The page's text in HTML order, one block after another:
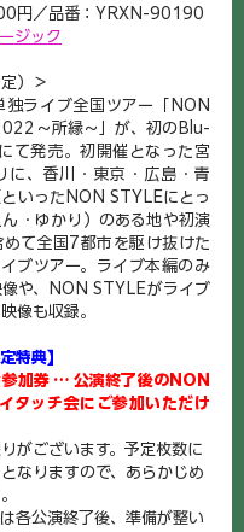
円／品番：YRXN-90190
ジック
）＞
独ライブ全国ツアー「NON
～所縁～」が、初のBlu-
て発売。初開催となった宮
に、香川・東京・広島・青
いったNON STYLEにとっ
・ゆかり）のある地や初演
めて全国7都市を駆け抜けた
ブツアー。ライブ本編のみ
像や、NON STYLEがライブ
像も収録。
特典】
参加券 … 公演終了後のNON
タッチ会にご参加いただけ
がございます。 予定枚数に
なりますので、あらかじめ
各公演終了後、準備が整い